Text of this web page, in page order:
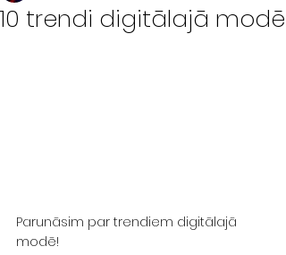
10 trendi digitālajā modē
Parunāsim par trendiem digitālajā
modē!